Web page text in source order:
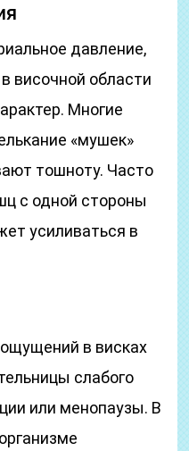
давление,
височной области
Многие
«мушек»
тошноту. Часто
с одной стороны
усиливаться в
в висках
слабого
или менопаузы. В